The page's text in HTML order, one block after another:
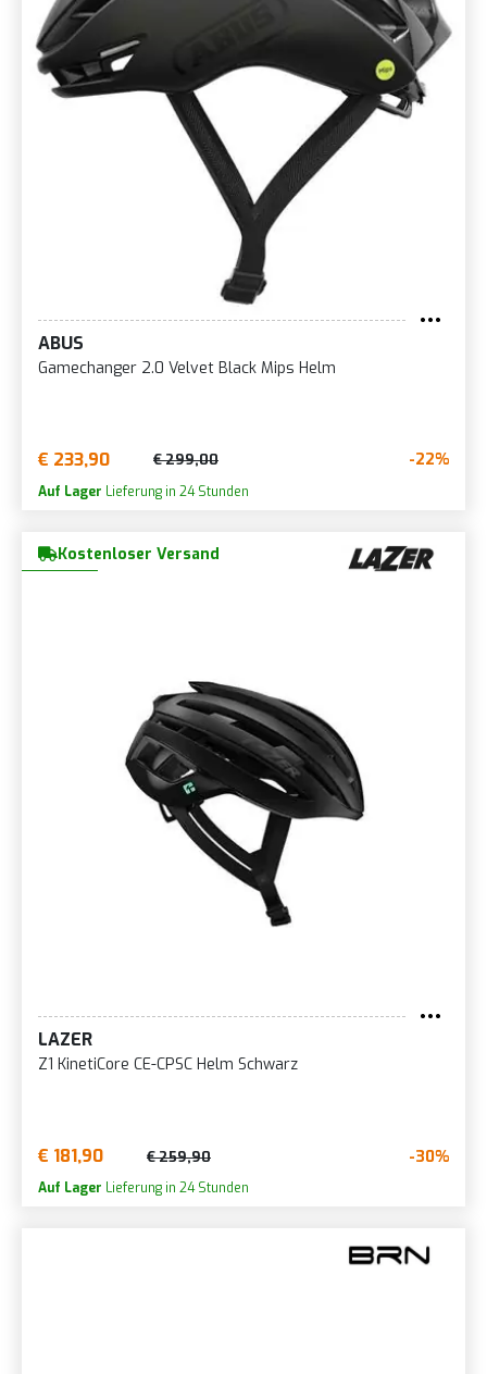
ABUS
Gamechanger 2.0 Velvet Black Mips Helm
€ 233,90 € 299,00 -22%
Auf Lager Lieferung in 24 Stunden
Kostenloser Versand
LAZER
Z1 KinetiCore CE-CPSC Helm Schwarz
€ 181,90 € 259,90 -30%
Auf Lager Lieferung in 24 Stunden